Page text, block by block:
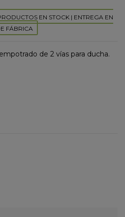
EN STOCK | ENTREGA EN
FÁBRICA
de 2 vías para ducha.